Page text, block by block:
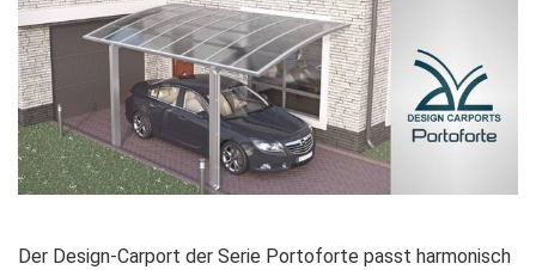
Der Design-Carport der Serie Portoforte passt harmonisch